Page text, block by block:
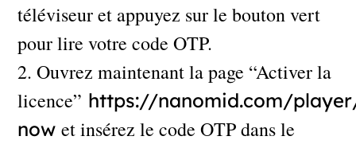
téléviseur et appuyez sur le bouton vert
pour lire votre code OTP.
2. Ouvrez maintenant la page “Activer la
licence” https://nanomid.com/
nowet insérez le code OTP dans le